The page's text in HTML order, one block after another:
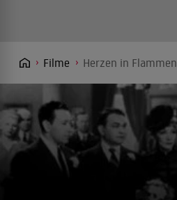
Filme Herzen in Flammen